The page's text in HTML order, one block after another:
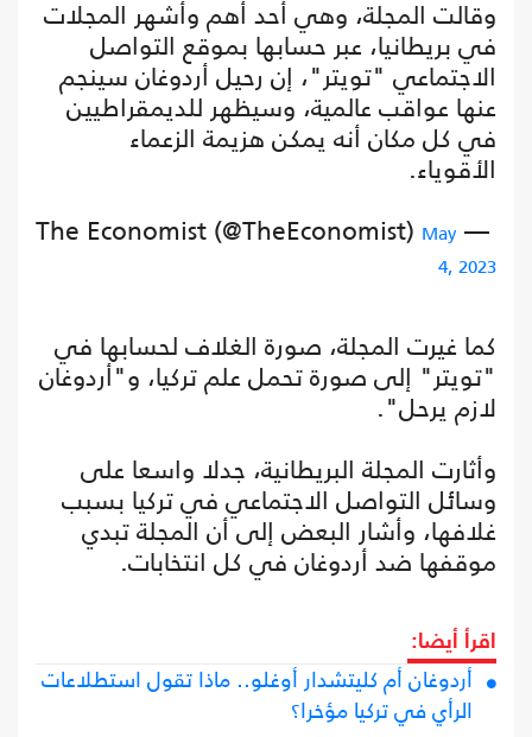
وقالت المجلة، وهي أحد أهم وأشهر المجلات
في بريطانيا، عبر حسابها بموقع التواصل
الاجتماعي "تويتر"، إن رحيل أردوغان سينجم
عنها عواقب عالمية، وسيظهر للديمقراطيين
في كل مكان أنه يمكن هزيمة الزعماء
الأقوياء.
— The Economist (@TheEconomist)
May
4, 2023
كما غيرت المجلة، صورة الغلاف لحسابها في
"تويتر" إلى صورة تحمل علم تركيا، و"أردوغان
لازم يرحل".
وأثارت المجلة البريطانية، جدلا واسعا على
وسائل التواصل الاجتماعي في تركيا بسبب
غلافها، وأشار البعض إلى أن المجلة تبدي
موقفها ضد أردوغان في كل انتخابات.
اقرأ أيضا:
أردوغان أم كليتشدار أوغلو.. ماذا تقول استطلاعات
الرأي في تركيا مؤخرا؟